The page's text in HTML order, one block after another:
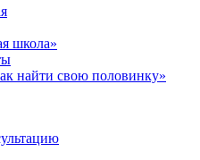
школа»
найти свою половинку»